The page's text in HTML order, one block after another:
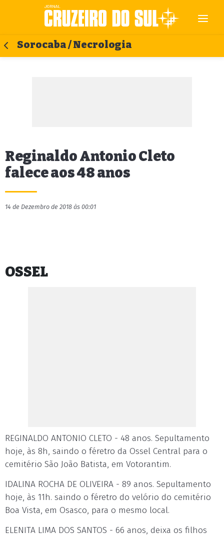
Sorocaba / Necrologia
Reginaldo Antonio Cleto
falece aos 48 anos
14 de Dezembro de 2018 às 00:01
OSSEL
REGINALDO ANTONIO CLETO - 48 anos. Sepultamento
hoje, às 8h, saindo o féretro da Ossel Central para o
cemitério São João Batista, em Votorantim.
IDALINA ROCHA DE OLIVEIRA - 89 anos. Sepultamento
hoje, às 11h. saindo o féretro do velório do cemitério
Boa Vista, em Osasco, para o mesmo local.
ELENITA LIMA DOS SANTOS - 66 anos, deixa os filhos